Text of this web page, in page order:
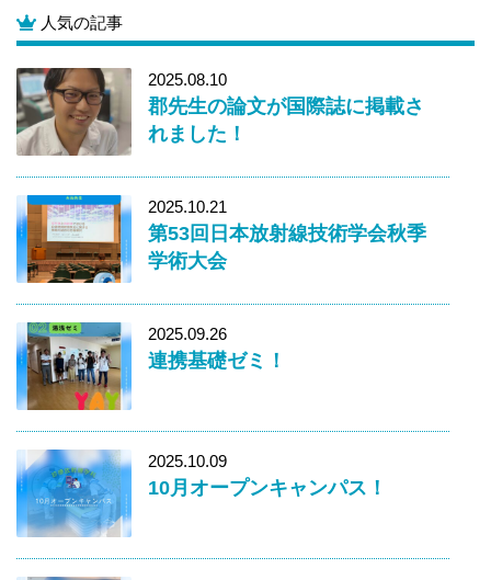
人気の記事
2025.08.10
郡先生の論文が国際誌に掲載さ
れました！
2025.10.21
第53回日本放射線技術学会秋季
学術大会
2025.09.26
連携基礎ゼミ！
2025.10.09
10月オープンキャンパス！